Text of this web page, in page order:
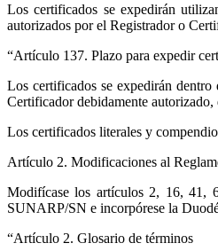
Los certificados se expedirán
autorizados por el Registrador o
“Artículo 137. Plazo para expedir
Los certificados se expedirán
Certificador debidamente
Los certificados literales y
Artículo 2. Modificaciones al
Modifícase los artículos 2, 16, 41,
SUNARP/SN e incorpórese la
“Artículo 2. Glosario de términos